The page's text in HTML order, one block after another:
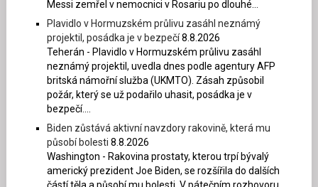
Messi zemřel v nemocnici v Rosariu po dlouhé...
Plavidlo v Hormuzském průlivu zasáhl neznámý
projektil, posádka je v bezpečí8.8.2026
Teherán - Plavidlo v Hormuzském průlivu zasáhl
neznámý projektil, uvedla dnes podle agentury AFP
britská námořní služba (UKMTO). Zásah způsobil
požár, který se už podařilo uhasit, posádka je v
bezpečí....
Biden zůstává aktivní navzdory rakovině, která mu
působí bolesti 8.8.2026
Washington - Rakovina prostaty, kterou trpí bývalý
americký prezident Joe Biden, se rozšířila do dalších